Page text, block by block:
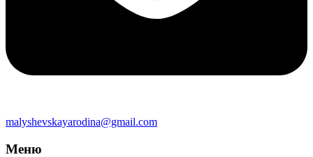
malyshevskayarodina@gmail.com
Меню